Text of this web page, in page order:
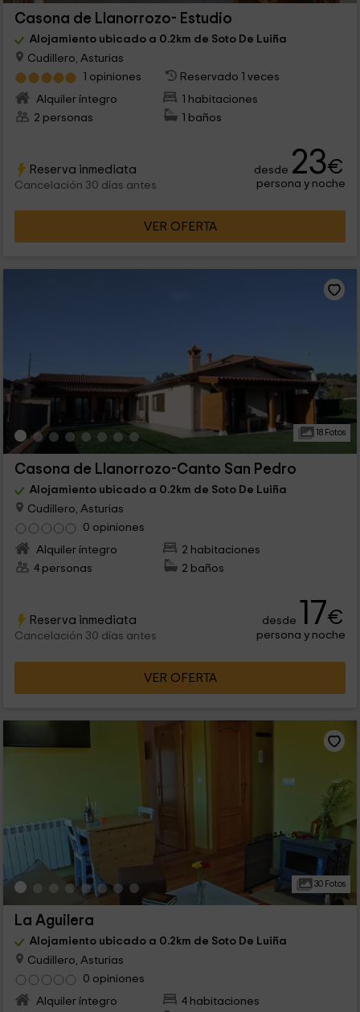
Casona de Llanorrozo- Estudio
Alojamiento ubicado a 0.2km de Soto De Luiña
Cudillero, Asturias
1 opiniones
Reservado 1 veces
Alquiler íntegro
1 habitaciones
2 personas
1 baños
Reserva inmediata
Cancelación 30 días antes
desde 23€
persona y noche
VER OFERTA
18 Fotos
Casona de Llanorrozo-Canto San Pedro
Alojamiento ubicado a 0.2km de Soto De Luiña
Cudillero, Asturias
0 opiniones
Alquiler íntegro
2 habitaciones
4 personas
2 baños
Reserva inmediata
Cancelación 30 días antes
desde 17€
persona y noche
VER OFERTA
30 Fotos
La Aguilera
Alojamiento ubicado a 0.2km de Soto De Luiña
Cudillero, Asturias
0 opiniones
Alquiler íntegro
4 habitaciones